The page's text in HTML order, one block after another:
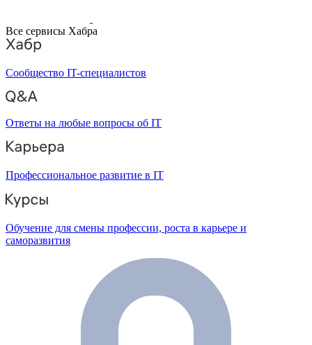
Все сервисы Хабра
Сообщество IT-специалистов
Ответы на любые вопросы об IT
Профессиональное развитие в IT
Обучение для смены профессии, роста в карьере и
саморазвития